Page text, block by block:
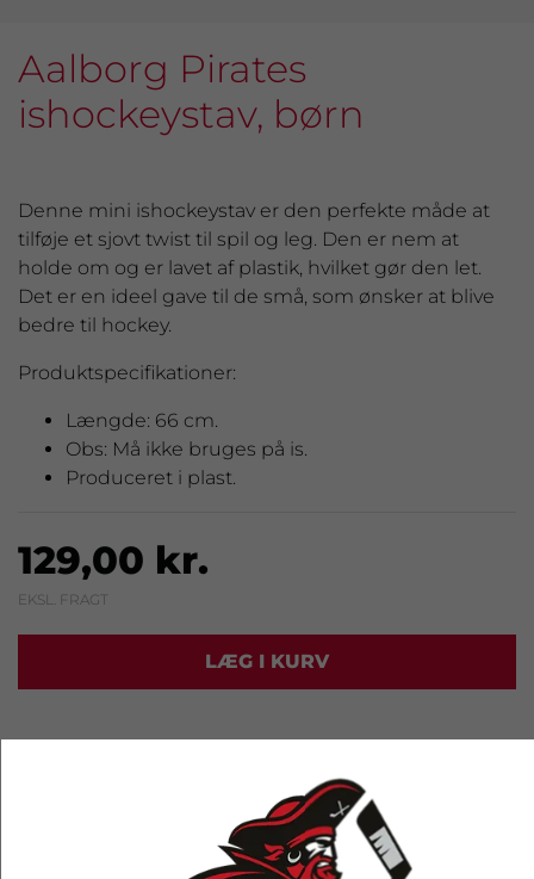
Aalborg Pirates
ishockeystav, børn
Denne mini ishockeystav er den perfekte måde at
tilføje et sjovt twist til spil og leg. Den er nem at
holde om og er lavet af plastik, hvilket gør den let.
Det er en ideel gave til de små, som ønsker at blive
bedre til hockey.
Produktspecifikationer:
Længde: 66 cm.
Obs: Må ikke bruges på is.
Produceret i plast.
129,00 kr.
EKSL. FRAGT
LÆG I KURV
RELATEREDE PRODUKTER